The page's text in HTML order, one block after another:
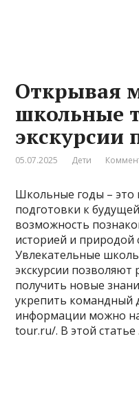
Открывая
школьные
экскурсии
05.07.2025 Дети
Школьные годы – это
подготовки к
возможность
историей и природой
Увлекательные
экскурсии позволяют
получить новые
укрепить командный
информации можно
tour.ru/. В этой статье